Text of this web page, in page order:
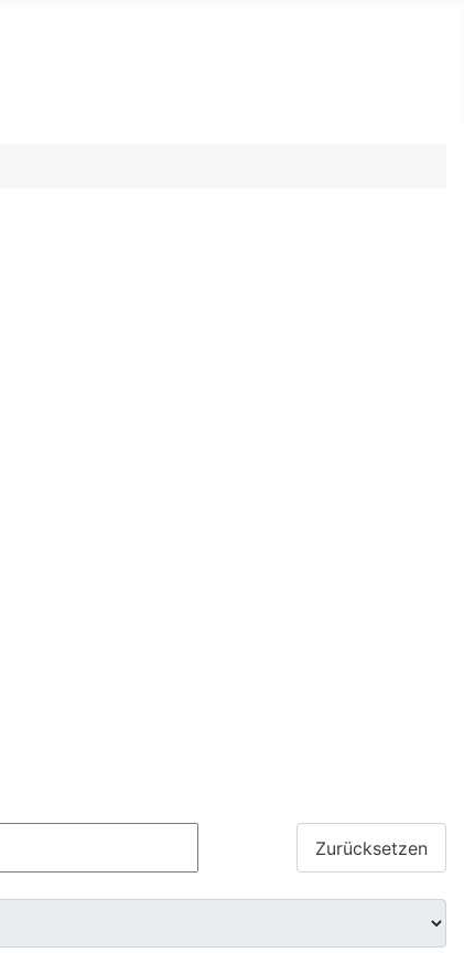
Zurücksetzen